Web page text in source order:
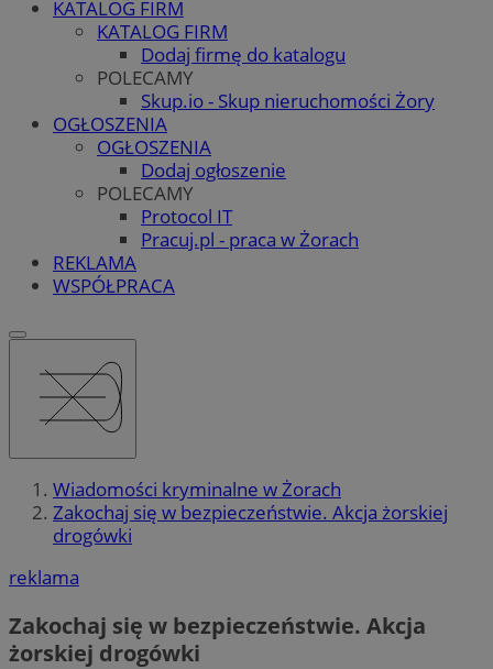
KATALOG FIRM
KATALOG FIRM
Dodaj firmę do katalogu
POLECAMY
Skup.io - Skup nieruchomości Żory
OGŁOSZENIA
OGŁOSZENIA
Dodaj ogłoszenie
POLECAMY
Protocol IT
Pracuj.pl - praca w Żorach
REKLAMA
WSPÓŁPRACA
Wiadomości kryminalne w Żorach
Zakochaj się w bezpieczeństwie. Akcja żorskiej
drogówki
reklama
Zakochaj się w bezpieczeństwie. Akcja
żorskiej drogówki